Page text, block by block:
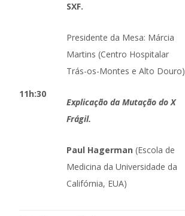
11h:30
SXF.
Presidente da Mesa: Márcia
Martins (Centro Hospitalar
Trás-os-Montes e Alto Douro)
Explicação da Mutação do X
Frágil.
Paul Hagerman (Escola de
Medicina da Universidade da
Califórnia, EUA)